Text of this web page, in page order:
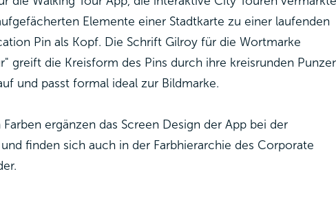
Elemente einer Stadtkarte zu einer laufenden
Pin als Kopf. Die Schrift Gilroy für die Wortmarke
greift die Kreisform des Pins durch ihre kreisrunden
und passt formal ideal zur Bildmarke.
ergänzen das Screen Design der App bei der
finden sich auch in der Farbhierarchie des Corporate